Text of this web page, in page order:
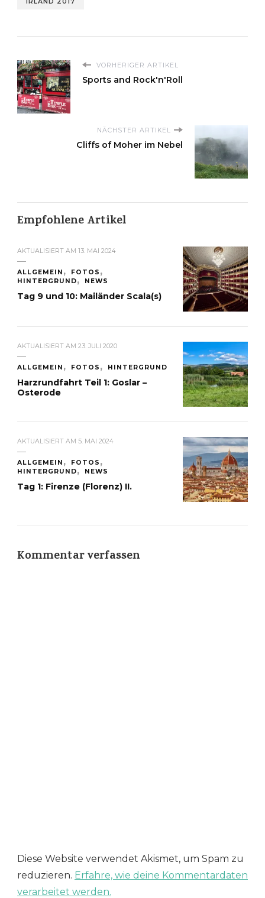
VORHERIGER ARTIKEL
Sports and Rock'n'Roll
NÄCHSTER ARTIKEL
Cliffs of Moher im Nebel
Empfohlene Artikel
AKTUALISIERT AM 13. MAI 2024
ALLGEMEIN
FOTOS
HINTERGRUND
NEWS
Tag 9 und 10: Mailänder Scala(s)
AKTUALISIERT AM 23. JULI 2020
ALLGEMEIN FOTOS HINTERGRUND
Harzrundfahrt Teil 1: Goslar –
Osterode
AKTUALISIERT AM 5. MAI 2024
ALLGEMEIN
FOTOS
HINTERGRUND
NEWS
Tag 1: Firenze (Florenz) II.
Kommentar verfassen
Diese Website verwendet Akismet, um Spam zu
reduzieren. Erfahre, wie deine Kommentardaten
verarbeitet werden.